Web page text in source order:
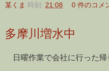
某くま 時刻: 21:08 0 件のコメ
多摩川増水中
日曜作業で会社に行った帰